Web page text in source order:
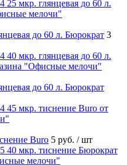
до 60 л. Бюрократ 3
до 60 л. Бюрократ
Buro 5 руб. / шт